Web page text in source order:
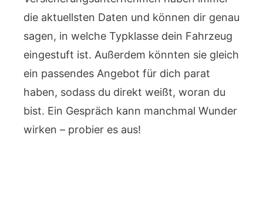
die aktuellsten Daten und können dir genau
sagen, in welche Typklasse dein Fahrzeug
eingestuft ist. Außerdem könnten sie gleich
ein passendes Angebot für dich parat
haben, sodass du direkt weißt, woran du
bist. Ein Gespräch kann manchmal Wunder
wirken – probier es aus!